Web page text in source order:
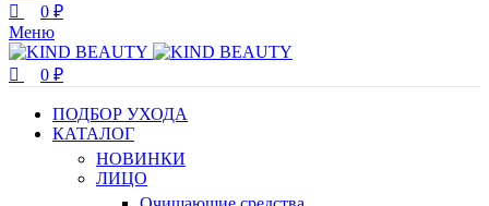
0 ₽
Меню
0 ₽
ПОДБОР УХОДА
КАТАЛОГ
НОВИНКИ
ЛИЦО